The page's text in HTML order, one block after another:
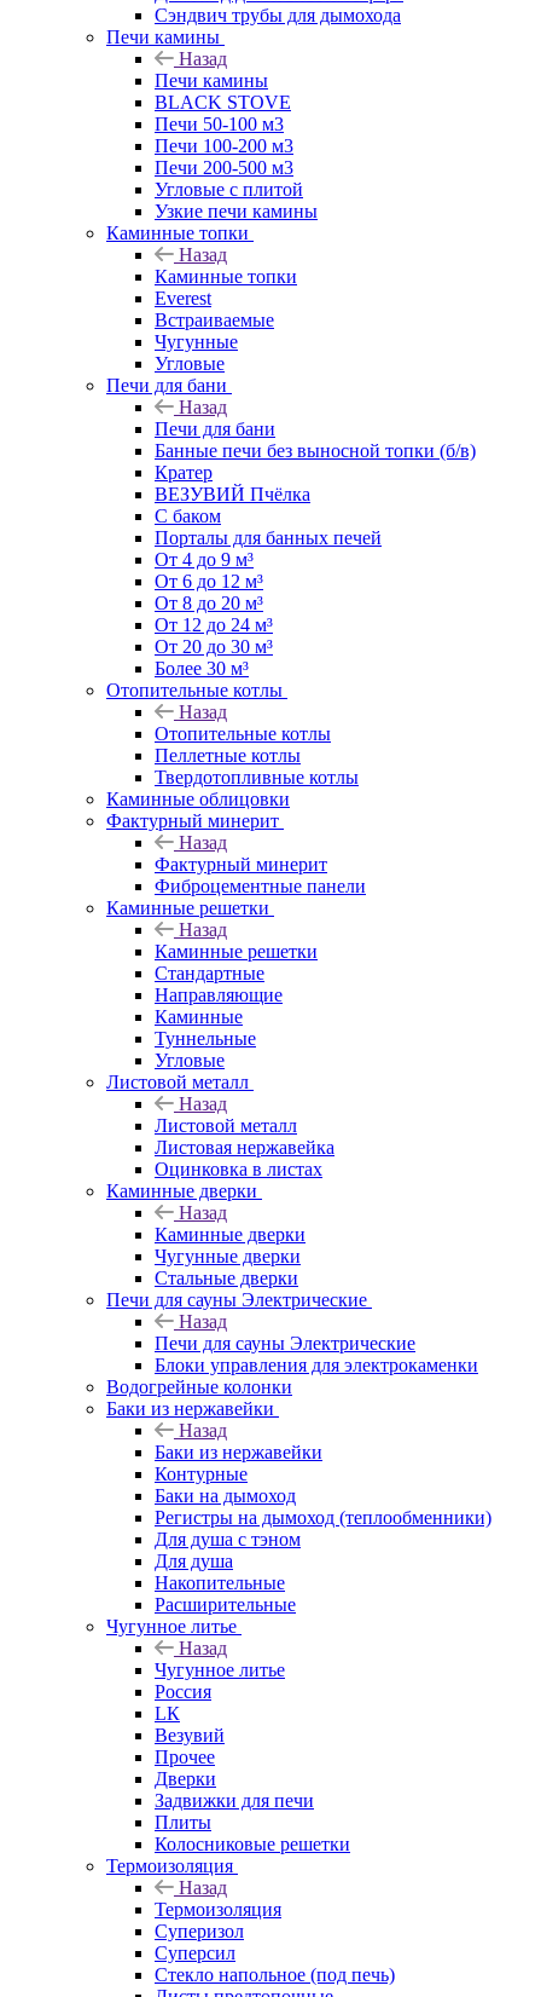
Сэндвич трубы для дымохода
Печи камины
Назад
Печи камины
BLACK STOVE
Печи 50-100 м3
Печи 100-200 м3
Печи 200-500 м3
Угловые с плитой
Узкие печи камины
Каминные топки
Назад
Каминные топки
Everest
Встраиваемые
Чугунные
Угловые
Печи для бани
Назад
Печи для бани
Банные печи без выносной топки (б/в)
Кратер
ВЕЗУВИЙ Пчёлка
С баком
Порталы для банных печей
От 4 до 9 м³
От 6 до 12 м³
От 8 до 20 м³
От 12 до 24 м³
От 20 до 30 м³
Более 30 м³
Отопительные котлы
Назад
Отопительные котлы
Пеллетные котлы
Твердотопливные котлы
Каминные облицовки
Фактурный минерит
Назад
Фактурный минерит
Фиброцементные панели
Каминные решетки
Назад
Каминные решетки
Стандартные
Направляющие
Каминные
Туннельные
Угловые
Листовой металл
Назад
Листовой металл
Листовая нержавейка
Оцинковка в листах
Каминные дверки
Назад
Каминные дверки
Чугунные дверки
Стальные дверки
Печи для сауны Электрические
Назад
Печи для сауны Электрические
Блоки управления для электрокаменки
Водогрейные колонки
Баки из нержавейки
Назад
Баки из нержавейки
Контурные
Баки на дымоход
Регистры на дымоход (теплообменники)
Для душа с тэном
Для душа
Накопительные
Расширительные
Чугунное литье
Назад
Чугунное литье
Россия
LК
Везувий
Прочее
Дверки
Задвижки для печи
Плиты
Колосниковые решетки
Термоизоляция
Назад
Термоизоляция
Суперизол
Суперсил
Стекло напольное (под печь)